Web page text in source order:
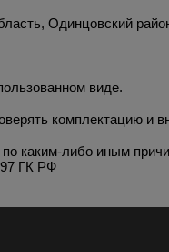
Одинцовский
виде.
комплектацию и
каким-либо иным
ГК РФ